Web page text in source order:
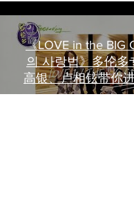
《LOVE in the BIG
의 사랑법》多伦多
高银、卢相铉带你